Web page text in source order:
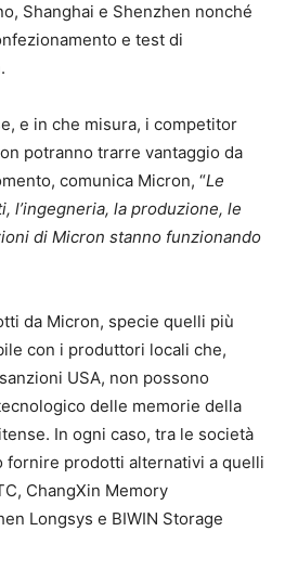
Shanghai e Shenzhen nonché
e test di
e in che misura, i competitor
potranno trarre vantaggio da
comunica Micron, “Le
l’ingegneria, la produzione, le
di Micron stanno funzionando
da Micron, specie quelli più
con i produttori locali che,
USA, non possono
delle memorie della
In ogni caso, tra le società
fornire prodotti alternativi a quelli
ChangXin Memory
Longsys e BIWIN Storage